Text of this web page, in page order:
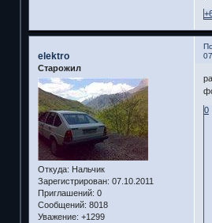
elektro
Старожил
Откуда: Нальчик
Зарегистрирован: 07.10.2011
Приглашений: 0
Сообщений: 8018
Уважение: +1299
0